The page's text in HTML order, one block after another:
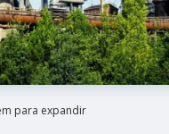
para expandir